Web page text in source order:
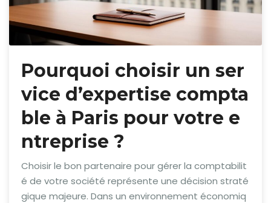
Pourquoi choisir un ser
vice d’expertise compta
ble à Paris pour votre e
ntreprise ?
Choisir le bon partenaire pour gérer la comptabilit
é de votre société représente une décision straté
gique majeure. Dans un environnement économiq